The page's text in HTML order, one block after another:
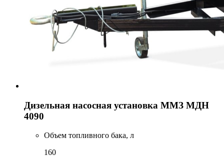
Дизельная насосная установка ММЗ МДН
4090
Объем топливного бака, л
160